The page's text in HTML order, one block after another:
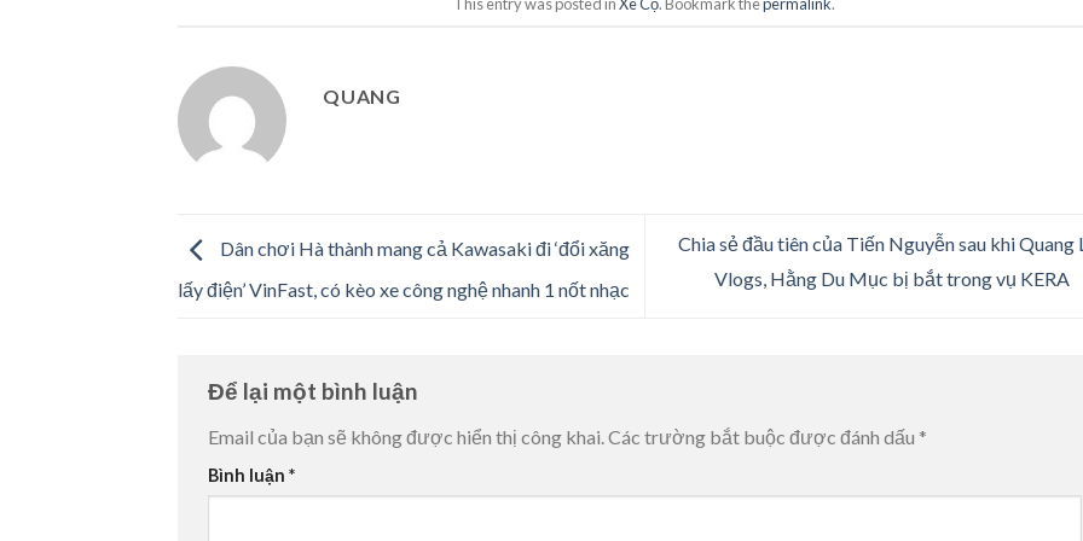
QUANG
Dân chơi Hà thành mang cả Kawasaki đi ‘đổi xăng
lấy điện’ VinFast, có kèo xe công nghệ nhanh 1 nốt nhạc
Chia sẻ đầu tiên của Tiến Nguyễn sau khi Quang
Vlogs, Hằng Du Mục bị bắt trong vụ KERA
Để lại một bình luận
Email của bạn sẽ không được hiển thị công khai. Các trường bắt buộc được đánh dấu *
Bình luận *